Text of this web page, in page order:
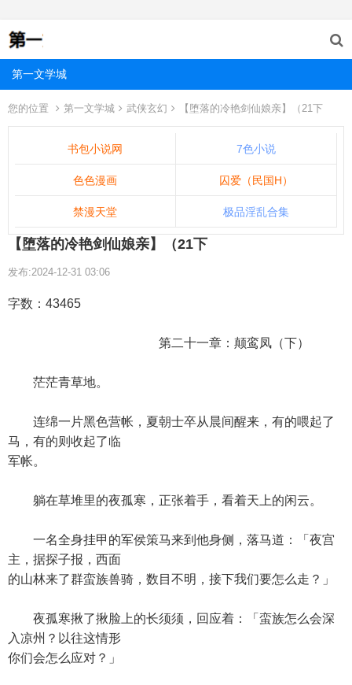
第一文学城
您的位置 第一文学城 武侠玄幻 【堕落的冷艳剑仙娘亲】（21下
书包小说网 7色小说
色色漫画 囚爱（民国H）
禁漫天堂 极品淫乱合集
【堕落的冷艳剑仙娘亲】（21下
发布:2024-12-31 03:06
字数：43465
第二十一章：颠鸾凤（下）
茫茫青草地。
连绵一片黑色营帐，夏朝士卒从晨间醒来，有的喂起了
马，有的则收起了临
军帐。
躺在草堆里的夜孤寒，正张着手，看着天上的闲云。
一名全身挂甲的军侯策马来到他身侧，落马道：「夜宫
主，据探子报，西面
的山林来了群蛮族兽骑，数目不明，接下我们要怎么走？」
夜孤寒揪了揪脸上的长须须，回应着：「蛮族怎么会深
入凉州？以往这情形
你们会怎么应对？」